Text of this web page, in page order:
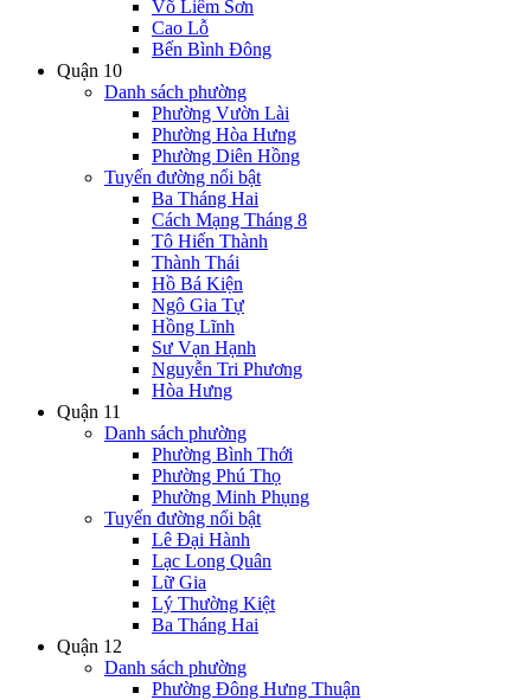
Võ Liêm Sơn
Cao Lỗ
Bến Bình Đông
Quận 10
Danh sách phường
Phường Vườn Lài
Phường Hòa Hưng
Phường Diên Hồng
Tuyến đường nổi bật
Ba Tháng Hai
Cách Mạng Tháng 8
Tô Hiến Thành
Thành Thái
Hồ Bá Kiện
Ngô Gia Tự
Hồng Lĩnh
Sư Vạn Hạnh
Nguyễn Tri Phương
Hòa Hưng
Quận 11
Danh sách phường
Phường Bình Thới
Phường Phú Thọ
Phường Minh Phụng
Tuyến đường nổi bật
Lê Đại Hành
Lạc Long Quân
Lữ Gia
Lý Thường Kiệt
Ba Tháng Hai
Quận 12
Danh sách phường
Phường Đông Hưng Thuận